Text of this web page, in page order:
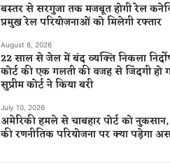
बस्तर से सरगुजा तक मजबूत होगी रेल
प्रमुख रेल परियोजनाओं को मिलेगी रफ्तार
August 6, 2026
22 साल से जेल में बंद व्यक्ति निकला
कोर्ट की एक गलती की वजह से जिंदगी हो
सुप्रीम कोर्ट ने किया बरी
July 10, 2026
अमेरिकी हमले से चाबहार पोर्ट को
की रणनीतिक परियोजना पर क्या पड़ेगा